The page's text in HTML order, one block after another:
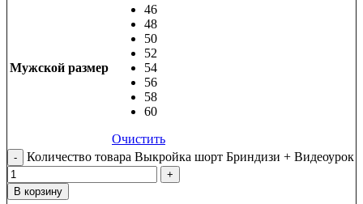
Мужской размер
46
48
50
52
54
56
58
60
Очистить
Количество товара Выкройка шорт Бриндизи + Видеоурок
В корзину